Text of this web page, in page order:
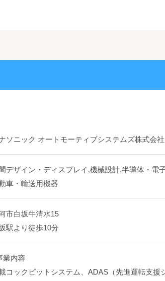
ソニック オートモーティブシステムズ株式会社
デザイン・ディスプレイ,機械設計,半導体・電
車・輸送用機器
市白坂牛清水15
駅より徒歩10分
業内容
コックピットシステム、ADAS（先進運転支